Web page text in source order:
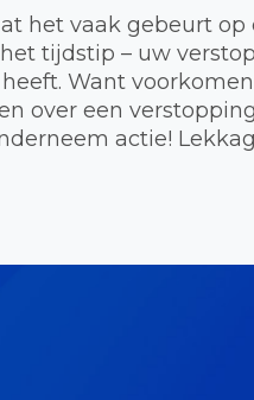
het vaak gebeurt
tijdstip – uw
Want
over een
actie!